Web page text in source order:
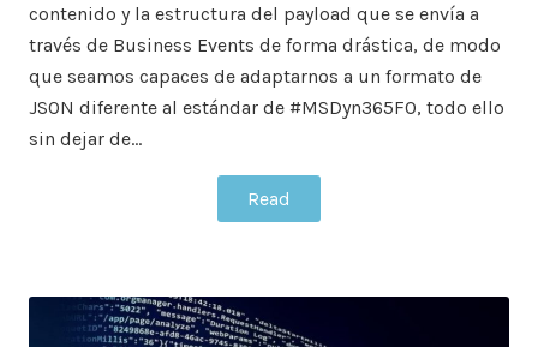
contenido y la estructura del payload que se envía a
través de Business Events de forma drástica, de modo
que seamos capaces de adaptarnos a un formato de
JSON diferente al estándar de #MSDyn365FO, todo ello
sin dejar de…
Read